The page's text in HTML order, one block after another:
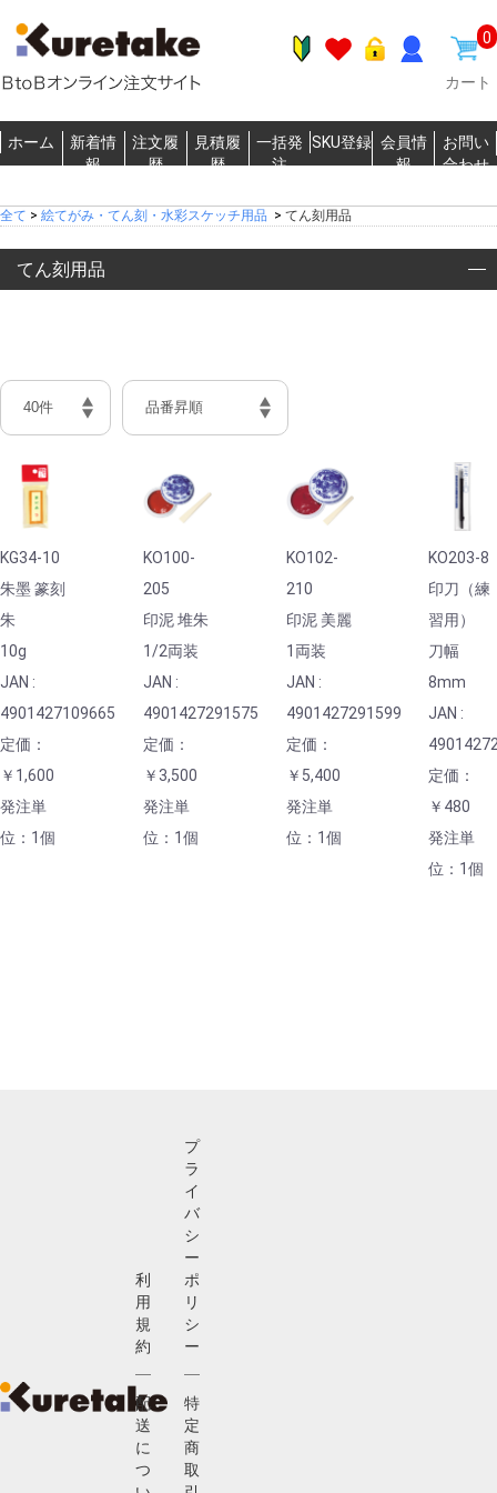
0
カート
ホーム
新着情
報
注文履
歴
見積履
歴
一括発
注
SKU登録 会員情
報
お問い
合わせ
全て > 絵てがみ・てん刻・水彩スケッチ用品 > てん刻用品
てん刻用品
KG34-10
朱墨 篆刻
朱
10g
JAN :
4901427109665
定価：
￥1,600
発注単
位：1個
KO100-
205
印泥 堆朱
1/2両装
JAN :
4901427291575
定価：
￥3,500
発注単
位：1個
KO102-
210
印泥 美麗
1両装
JAN :
4901427291599
定価：
￥5,400
発注単
位：1個
KO203-8
印刀（練
習用）
刀幅
8mm
JAN :
定価：
￥480
発注単
位：1個
利
用
規
約
配
送
に
つ
プ
ラ
イ
バ
シ
ー
ポ
リ
シ
ー
特
定
商
取